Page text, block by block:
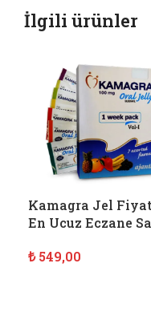
İlgili ürünler
Kamagra Jel
En Ucuz Eczane
₺549,00